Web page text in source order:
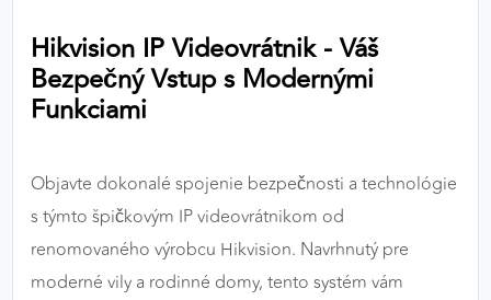
Hikvision IP Videovrátnik - Váš
Bezpečný Vstup s Modernými
Funkciami
Objavte dokonalé spojenie bezpečnosti a technológie
s týmto špičkovým IP videovrátnikom od
renomovaného výrobcu Hikvision. Navrhnutý pre
moderné vily a rodinné domy, tento systém vám
Google Analytics
Poskytovateľ:
MARKETINGOVÉ COOKIES
Marketingové cookies sa používajú na sledovanie
správania používateľov naprieč webovými
stránkami. Umožňujú nám a našim partnerom